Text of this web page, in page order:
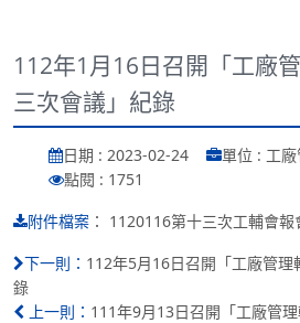
112年1月16日召開「工廠
三次會議」紀錄
日期 : 2023-02-24
單位 : 工
點閱 : 1751
附件檔案 ： 1120116第十三次工輔會
下一則： 112年5月16日召開「工廠管
錄
上一則： 111年9月13日召開「工廠管理